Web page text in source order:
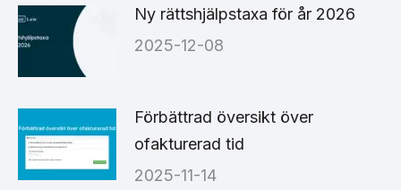
Ny rättshjälpstaxa för år 2026
2025-12-08
Förbättrad översikt över
ofakturerad tid
2025-11-14